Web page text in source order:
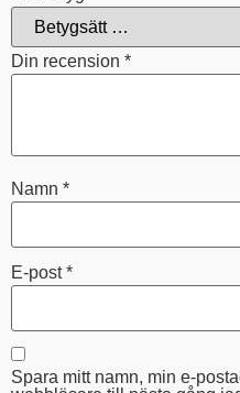
Din recension *
Namn *
E-post*
Spara mitt namn, min e-